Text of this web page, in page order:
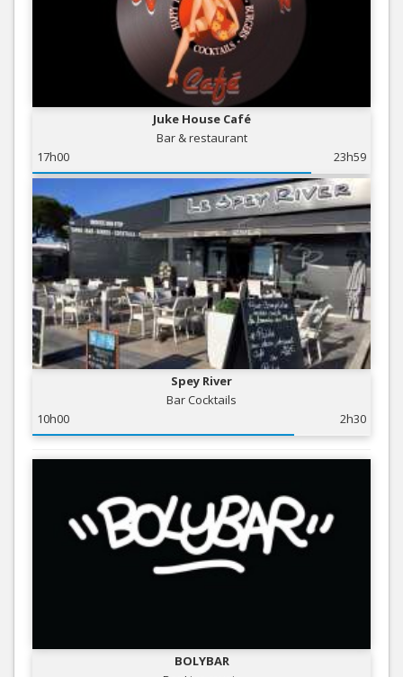
Juke House Café
Bar & restaurant
17h00
23h59
Spey River
Bar Cocktails
10h00
2h30
BOLYBAR